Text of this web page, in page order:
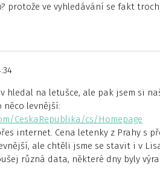
protože ve vyhledávání se fakt
hledal na letušce, ale pak jsem si
levnější:
CeskaRepublika/cs/Homepage
internet. Cena letenky z Prahy s
ale chtěli jsme se stavit i v
různá data, některé dny byly